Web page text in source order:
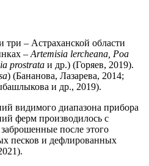
– Астраханской области
–Artemisia lercheana, Poa
prostrata и др.) (Горяев, 2019).
) (Бананова, Лазарева, 2014;
и др., 2019).
видимого диапазона прибора
ферм производилось с
после этого
песков и дефлированных